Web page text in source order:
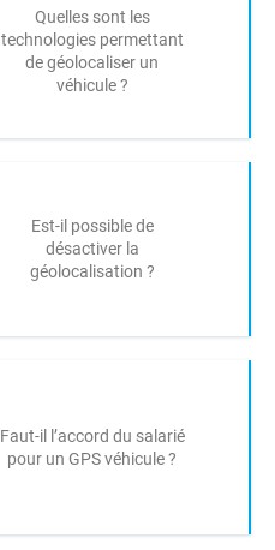
Quelles sont les
technologies permettant
de géolocaliser un
véhicule ?
Est-il possible de
désactiver la
géolocalisation ?
Faut-il l’accord du salarié
pour un GPS véhicule ?